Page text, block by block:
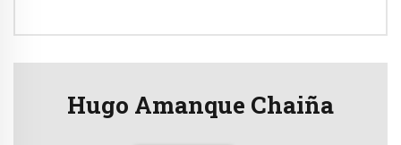
Hugo Amanque Chaiña